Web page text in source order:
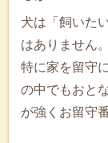
犬は「飼いた
はありません。
特に家を留守
の中でもおと
が強くお留守